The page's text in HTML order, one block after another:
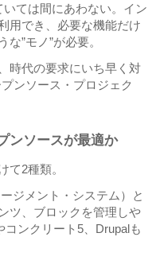
ては間にあわない。イン
用でき、必要な機能だけ
”モノ”が必要。
時代の要求にいち早く対
ンソース・プロジェク
ンソースが最適か
て2種類。
ジメント・システム）と
ツ、ブロックを管理しや
ンクリート5、Drupalも